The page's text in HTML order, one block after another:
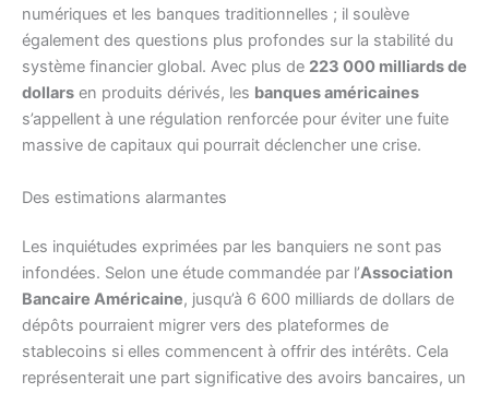
numériques et les banques traditionnelles ; il soulève
également des questions plus profondes sur la stabilité du
système financier global. Avec plus de 223 000 milliards de
dollars en produits dérivés, les banques américaines
s’appellent à une régulation renforcée pour éviter une fuite
massive de capitaux qui pourrait déclencher une crise.
Des estimations alarmantes
Les inquiétudes exprimées par les banquiers ne sont pas
infondées. Selon une étude commandée par l’Association
Bancaire Américaine, jusqu’à 6 600 milliards de dollars de
dépôts pourraient migrer vers des plateformes de
stablecoins si elles commencent à offrir des intérêts. Cela
représenterait une part significative des avoirs bancaires, un